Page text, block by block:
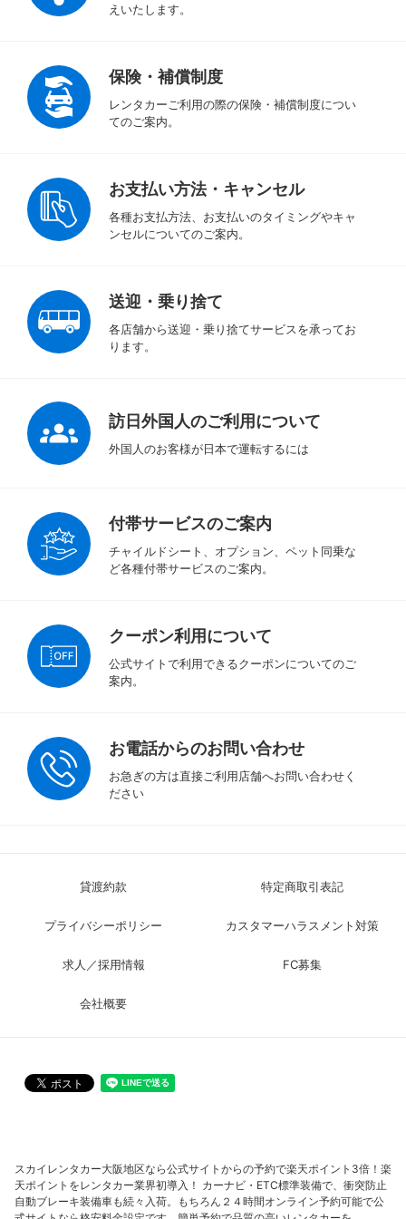
えいたします。
保険・補償制度
レンタカーご利用の際の保険・補償制度につい
てのご案内。
お支払い方法・キャンセル
各種お支払方法、お支払いのタイミングやキャ
ンセルについてのご案内。
送迎・乗り捨て
各店舗から送迎・乗り捨てサービスを承ってお
ります。
訪日外国人のご利用について
外国人のお客様が日本で運転するには
付帯サービスのご案内
チャイルドシート、オプション、ペット同乗な
ど各種付帯サービスのご案内。
クーポン利用について
公式サイトで利用できるクーポンについてのご
案内。
お電話からのお問い合わせ
お急ぎの方は直接ご利用店舗へお問い合わせく
ださい
貸渡約款 特定商取引表記
プライバシーポリシー カスタマーハラスメント対策
求人／採用情報 FC募集
会社概要
スカイレンタカー大阪地区なら公式サイトからの予約で楽天ポイント3倍！楽
天ポイントをレンタカー業界初導入！ カーナビ・ETC標準装備で、衝突防止
自動ブレーキ装備車も続々入荷。もちろん２４時間オンライン予約可能で公